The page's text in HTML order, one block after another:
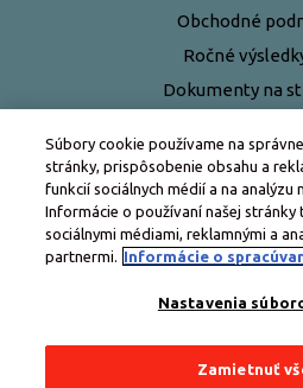
Obchodné
Ročné
Dokumenty na
Súbory cookie používame na
stránky, prispôsobenie obsahu a
funkcií sociálnych médií a na analýzu
Informácie o používaní našej stránky
sociálnymi médiami, reklamnými a
partnermi. Informácie o
Nastavenia
Zamietnuť